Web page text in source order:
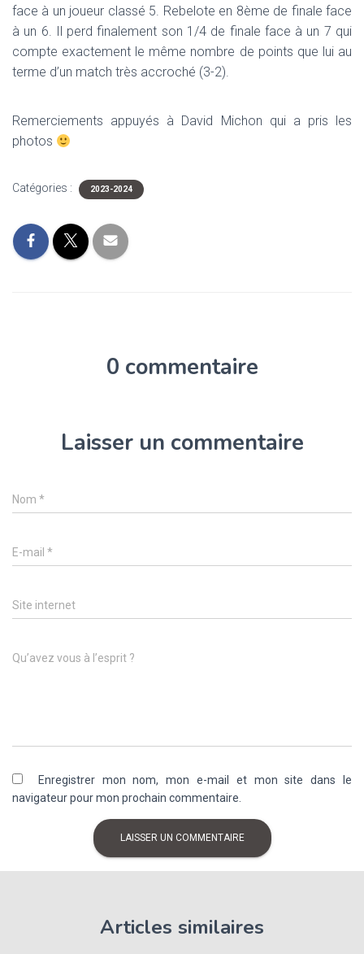
face à un joueur classé 5. Rebelote en 8ème de finale face
à un 6. Il perd finalement son 1/4 de finale face à un 7 qui
compte exactement le même nombre de points que lui au
terme d’un match très accroché (3-2).
Remerciements appuyés à David Michon qui a pris les
photos
Catégories : 2023-2024
0 commentaire
Laisser un commentaire
Nom *
E-mail *
Site internet
Qu’avez vous à l’esprit ?
Enregistrer mon nom, mon e-mail et mon site dans le
navigateur pour mon prochain commentaire.
Articles similaires